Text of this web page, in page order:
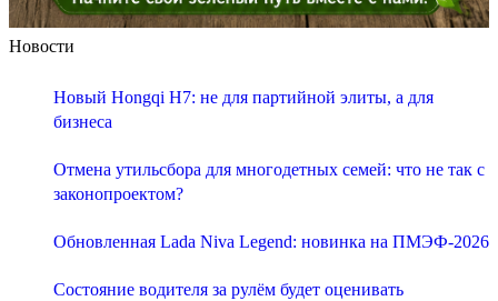
Новости
Новый Hongqi H7: не для партийной элиты, а для
бизнеса
Отмена утильсбора для многодетных семей: что не так с
законопроектом?
Обновленная Lada Niva Legend: новинка на ПМЭФ-2026
Состояние водителя за рулём будет оценивать